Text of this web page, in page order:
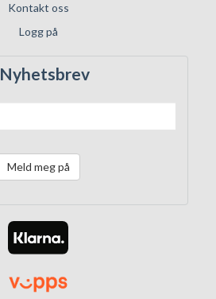
Kontakt oss
Logg på
Nyhetsbrev
Meld meg på